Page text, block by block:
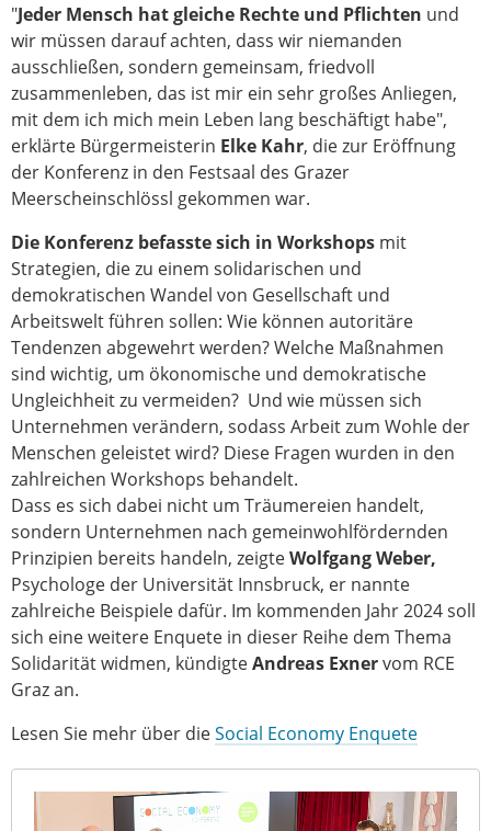
"Jeder Mensch hat gleiche Rechte und Pflichten und
wir müssen darauf achten, dass wir niemanden
ausschließen, sondern gemeinsam, friedvoll
zusammenleben, das ist mir ein sehr großes Anliegen,
mit dem ich mich mein Leben lang beschäftigt habe",
erklärte Bürgermeisterin Elke Kahr, die zur Eröffnung
der Konferenz in den Festsaal des Grazer
Meerscheinschlössl gekommen war.
Die Konferenz befasste sich in Workshops mit
Strategien, die zu einem solidarischen und
demokratischen Wandel von Gesellschaft und
Arbeitswelt führen sollen: Wie können autoritäre
Tendenzen abgewehrt werden? Welche Maßnahmen
sind wichtig, um ökonomische und demokratische
Ungleichheit zu vermeiden? Und wie müssen sich
Unternehmen verändern, sodass Arbeit zum Wohle der
Menschen geleistet wird? Diese Fragen wurden in den
zahlreichen Workshops behandelt.
Dass es sich dabei nicht um Träumereien handelt,
sondern Unternehmen nach gemeinwohlfördernden
Prinzipien bereits handeln, zeigteWolfgang Weber,
Psychologe der Universität Innsbruck, er nannte
zahlreiche Beispiele dafür. Im kommenden Jahr 2024 soll
sich eine weitere Enquete in dieser Reihe dem Thema
Solidarität widmen, kündigteAndreas Exnervom RCE
Graz an.
Lesen Sie mehr über dieSocial Economy Enquete